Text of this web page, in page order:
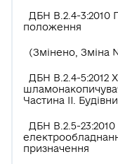
ДБН В.2.4-3:2010
положення
(Змінено, Зміна
ДБН В.2.4-5:2012
Частина II.
ДБН В.2.5-
призначення